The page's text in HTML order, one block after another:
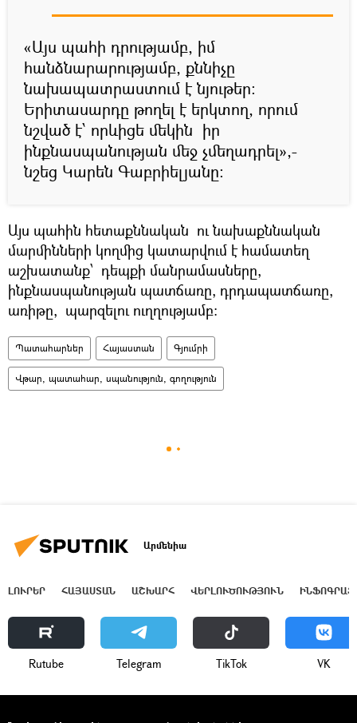
«Այս պահի դրությամբ, իմ
հանձնարարությամբ, քննիչը
նախապատրաստում է նյութեր:
Երիտասարդը թողել է երկտող, որում
նշված է՝ որևիցե մեկին իր
ինքնասպանության մեջ չմեղադրել»,-
նշեց Կարեն Գաբրիելյանը:
Այս պահին հետաքննական ու նախաքննական
մարմինների կողմից կատարվում է համատեղ
աշխատանք՝ դեպքի մանրամասները,
ինքնասպանության պատճառը, դրդապատճառը,
առիթը, պարզելու ուղղությամբ:
Պատահարներ Հայաստան Գյումրի
Վթար, պատահար, սպանություն, գողություն
Արմենիա
ԼՈՒՐԵՐ ՀԱՅԱՍՏԱՆ ԱՇԽԱՐՀ ՎԵՐԼՈՒԾՈՒԹՅՈՒՆ
Rutube Telegram ТikТоk VK